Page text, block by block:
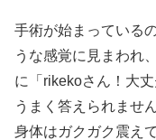
手術が始まっている
うな感覚に見まわれ
に「rikekoさん！大
うまく答えられませ
身体はガクガク震え